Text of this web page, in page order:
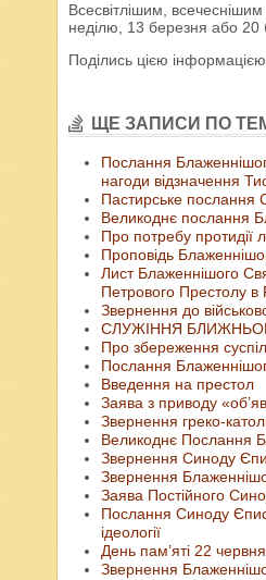
Всесвітлішим,
неділю, 13 березня або 20
Поділись цією
ЩЕ ЗАПИСИ ПО
Послання
нагоди відзначення
Пастирське послання
Великоднє послання
Про потребу протидії
Проповідь
Лист Блаженнішого
Петрового Престолу в
Звернення до
СЛУЖІННЯ
Про збереження
Послання
Введення на престол
Заява з приводу
Звернення греко-
Великоднє Послання
Звернення Синоду
Звернення
Заява Постійного
Послання Синоду
ідеології
День пам’яті 22
Звернення